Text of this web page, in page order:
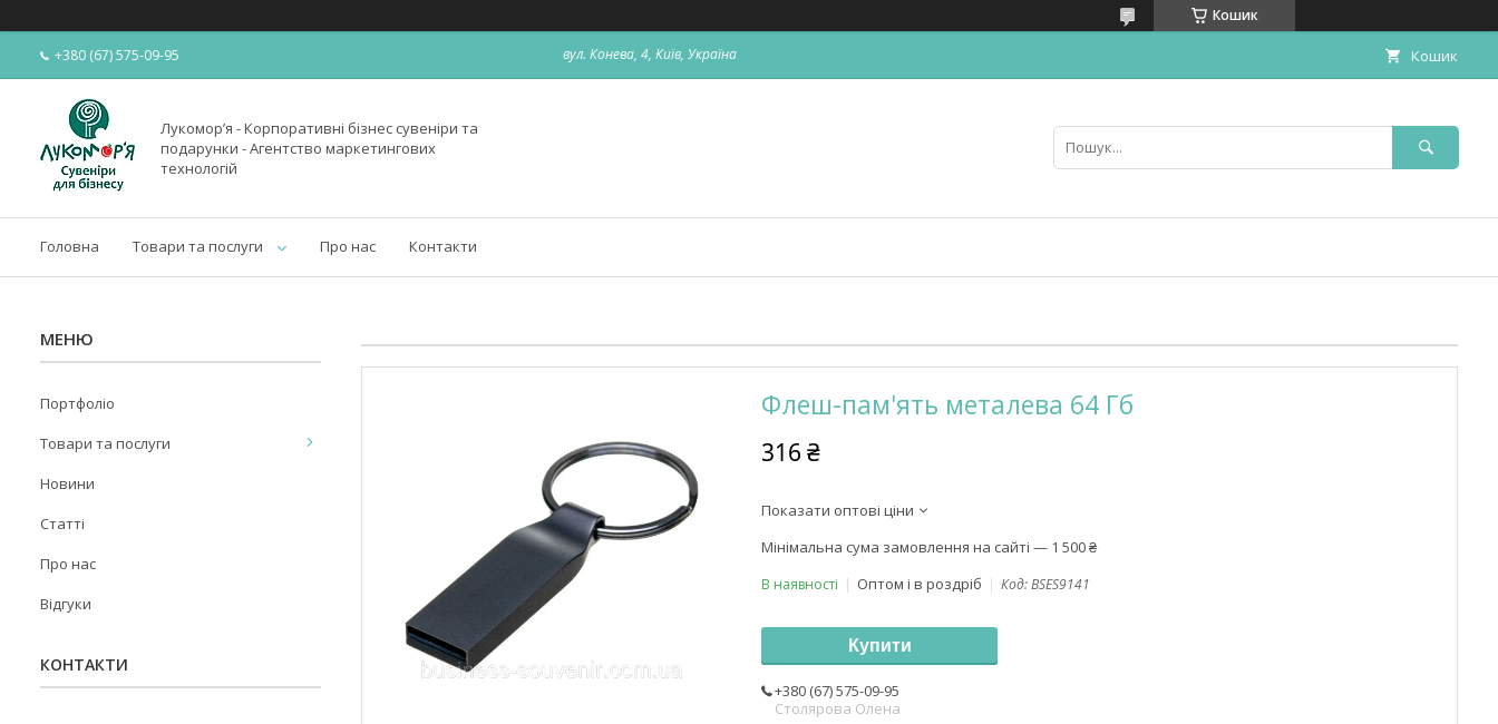
Кошик
+380 (67) 575-09-95 вул. Конева, 4, Київ, Україна Кошик
Лукомор’я - Корпоративні бізнес сувеніри та
подарунки - Агентство маркетингових
технологій
Головна Товари та послуги Про нас Контакти
Флеш-пам'ять металева 64 Гб
316 ₴
Показати оптові ціни
Мінімальна сума замовлення на сайті — 1 500 ₴
В наявності Оптом і в роздріб Код:BSES9141
Купити
+380 (67) 575-09-95
Столярова Олена
Портфоліо
Товари та послуги
Новини
Статті
Про нас
Відгуки
КОНТАКТИ